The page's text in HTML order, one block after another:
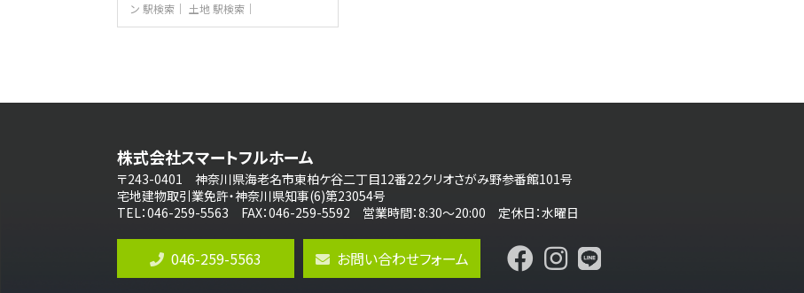
3,598万円
4ＬＤＫ
4ＬＤＫ
海老名駅
バ18分 ・歩6分
開放感のある角地区画。車３台並列駐車可
能です。 …
4,190万円
ン 駅検索
土地 駅検索
株式会社スマートフルホーム
〒243-0401 神奈川県海老名市東柏ケ谷二丁目12番22クリオさがみ野参番館101号
宅地建物取引業免許・神奈川県知事(6)第23054号
TEL：046-259-5563 FAX：046-259-5592 営業時間：8:30～20:00 定休日：水曜日
046-259-5563 お問い合わせフォーム